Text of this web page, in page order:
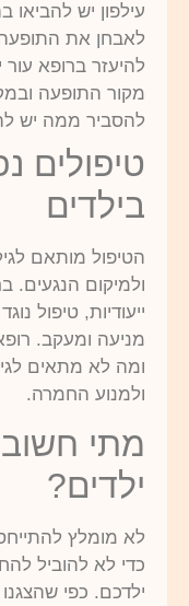
עילפון יש
לאבחן את התופעה
להיעזר ברופא
מקור התופעה
להסביר ממה יש
טיפולים
בילדים
הטיפול מותאם
ולמיקום הנגעים.
ייעודיות, טיפול
מניעה ומעקב.
ומה לא מתאים
ולמנוע החמרה.
מתי
ילדים?
לא מומלץ
כדי לא להוביל
ילדכם. כפי שהצגנו